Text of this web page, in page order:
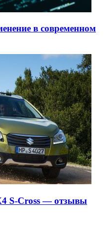
в современном
S-Cross — отзывы